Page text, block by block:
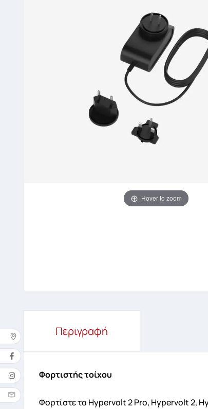
Hover to zoom
Περιγραφή
Φορτιστής τοίχου
Φορτίστε τα Hypervolt 2 Pro, Hypervolt 2,